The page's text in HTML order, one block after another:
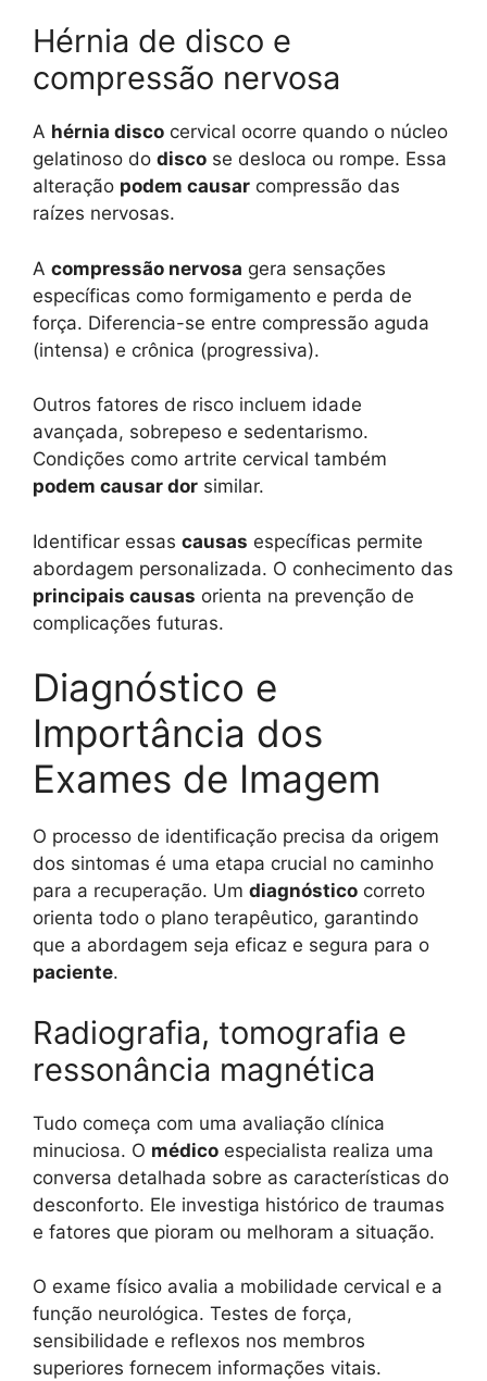
Hérnia de disco e
compressão nervosa
A hérnia disco cervical ocorre quando o núcleo
gelatinoso do disco se desloca ou rompe. Essa
alteração podem causar compressão das
raízes nervosas.
A compressão nervosa gera sensações
específicas como formigamento e perda de
força. Diferencia-se entre compressão aguda
(intensa) e crônica (progressiva).
Outros fatores de risco incluem idade
avançada, sobrepeso e sedentarismo.
Condições como artrite cervical também
podem causar dor similar.
Identificar essas causas específicas permite
abordagem personalizada. O conhecimento das
principais causas orienta na prevenção de
complicações futuras.
Diagnóstico e
Importância dos
Exames de Imagem
O processo de identificação precisa da origem
dos sintomas é uma etapa crucial no caminho
para a recuperação. Um diagnóstico correto
orienta todo o plano terapêutico, garantindo
que a abordagem seja eficaz e segura para o
paciente.
Radiografia, tomografia e
ressonância magnética
Tudo começa com uma avaliação clínica
minuciosa. O médico especialista realiza uma
conversa detalhada sobre as características do
desconforto. Ele investiga histórico de traumas
e fatores que pioram ou melhoram a situação.
O exame físico avalia a mobilidade cervical e a
função neurológica. Testes de força,
sensibilidade e reflexos nos membros
superiores fornecem informações vitais.